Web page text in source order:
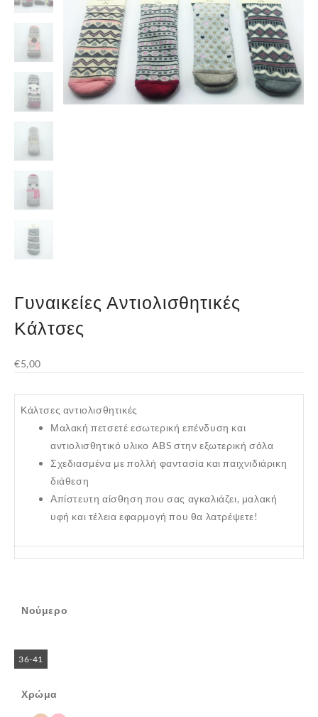
Γυναικείες Αντιολισθητικές
Κάλτσες
€5,00
Κάλτσες αντιολισθητικές
Μαλακή πετσετέ εσωτερική επένδυση και
αντιολισθητικό υλικο ABS στην εξωτερική σόλα
Σχεδιασμένα με πολλή φαντασία και παιχνιδιάρικη
διάθεση
Απίστευτη αίσθηση που σας αγκαλιάζει, μαλακή
υφή και τέλεια εφαρμογή που θα λατρέψετε!
Νούμερο
36-41
Χρώμα